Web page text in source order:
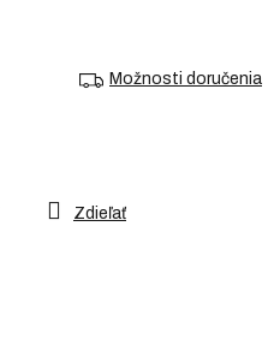
Možnosti doručenia
Zdieľať